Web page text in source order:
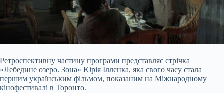
Ретроспективну частину програми представляє стрічка
«Лебедине озеро. Зона» Юрія Іллєнка, яка свого часу стала
першим українським фільмом, показаним на Міжнародному
кінофестивалі в Торонто.